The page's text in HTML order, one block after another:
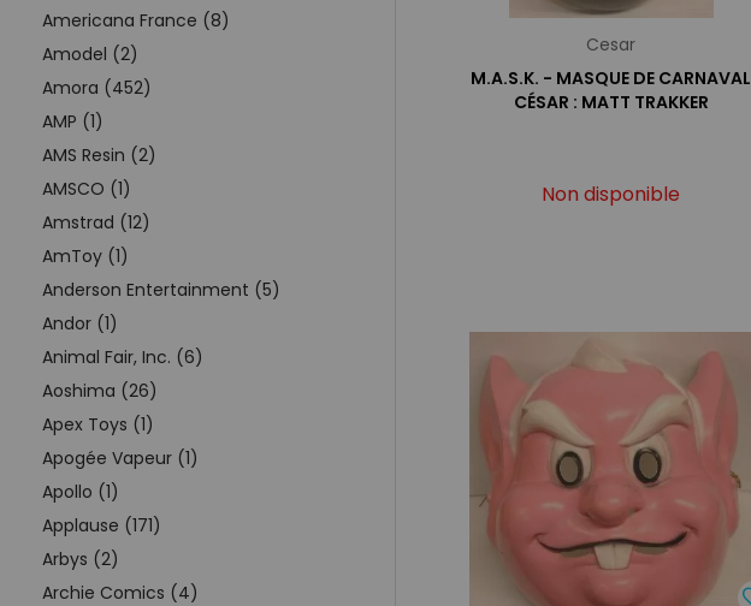
Americana France (8)
Amodel (2)
Amora (452)
AMP (1)
AMS Resin (2)
AMSCO (1)
Amstrad (12)
AmToy (1)
Anderson Entertainment (5)
Andor (1)
Animal Fair, Inc. (6)
Aoshima (26)
Apex Toys (1)
Apogée Vapeur (1)
Apollo (1)
Applause (171)
Arbys (2)
Archie Comics (4)
Cesar
M.A.S.K. - MASQUE DE CARNAVAL
CÉSAR : MATT TRAKKER
Non disponible